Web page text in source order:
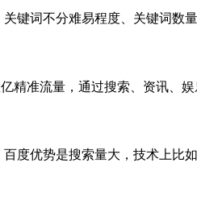
键词不分难易程度、关键词数
精准流量，通过搜索、资讯、
度优势是搜索量大，技术上比